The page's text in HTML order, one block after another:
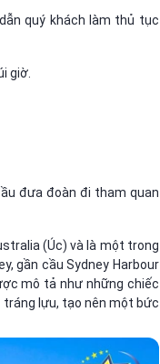
quý khách làm thủ tục
giờ.
đưa đoàn đi tham quan
(Úc) và là một trong
gần cầu Sydney Harbour
mô tả như những chiếc
lựu, tạo nên một bức